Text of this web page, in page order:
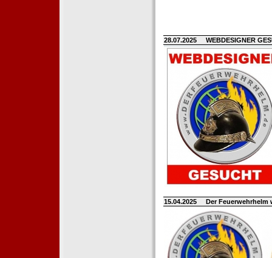
28.07.2025 WEBDESIGNER
15.04.2025 Der